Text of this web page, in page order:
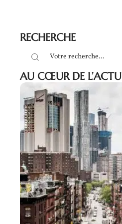
RECHERCHE
AU CŒUR DE L’ACTU